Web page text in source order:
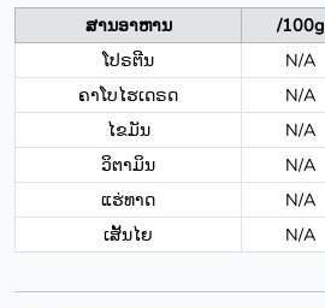
ສານອາຫານ /100g
ໂປຣຕີນ
N/A
ຄາໂບໄຮເດຣດ
N/A
ໄຂມັນ
N/A
ວິຕາມິນ
N/A
ແຮ່ທາດ
N/A
ເສັ້ນໄຍ
N/A